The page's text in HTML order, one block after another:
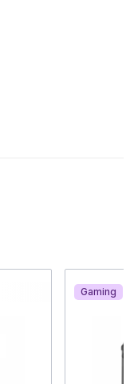
Gaming